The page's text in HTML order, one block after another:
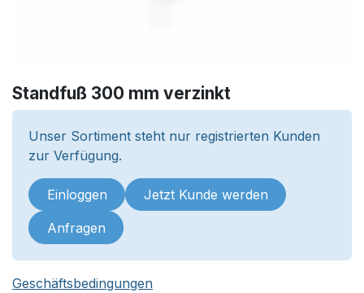
Standfuß 300 mm verzinkt
Unser Sortiment steht nur registrierten Kunden
zur Verfügung.
Einloggen Jetzt Kunde werden
Anfragen
Geschäftsbedingungen